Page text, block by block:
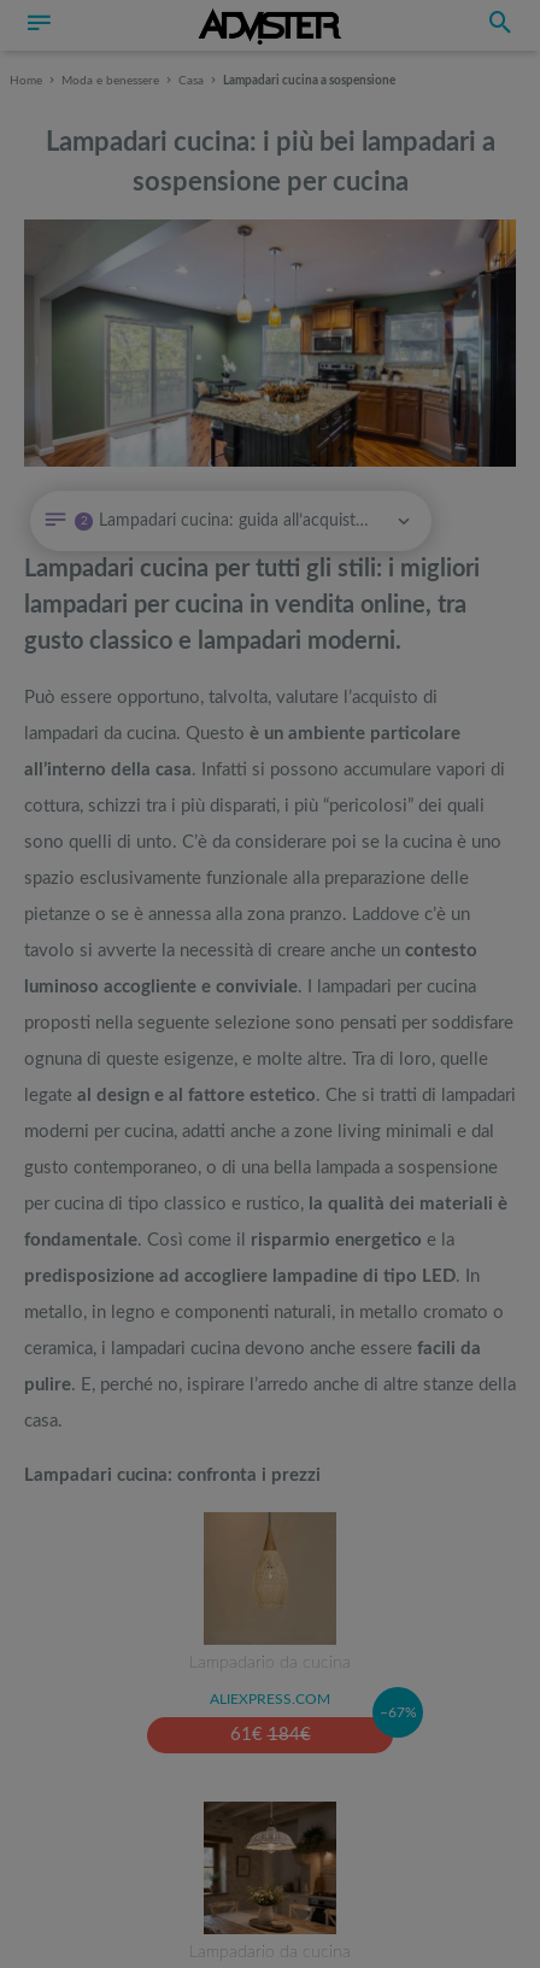
Home Moda e benessere Casa Lampadari cucina a sospensione
Lampadari cucina: i più bei lampadari a
sospensione per cucina
Fontana decorativa giardino: le migliori idee da esterno economiche
confortevoli villette
Le panchine da giardino più belle per goderti il verde di casa
Attrezzi sportivi a metà prezzo Black Friday: Tapis roulant, cyclette,
Offerte robot aspirapolvere da non perdere nella Black Friday Week
2 Lampadari cucina: guida all’acquisto di una lampada a sospensione per cucina
Lampadari cucina per tutti gli stili: i migliori
lampadari per cucina in vendita online, tra
gusto classico e lampadari moderni.
Può essere opportuno, talvolta, valutare l’acquisto di
lampadari da cucina. Questo è un ambiente particolare
all’interno della casa. Infatti si possono accumulare vapori di
cottura, schizzi tra i più disparati, i più “pericolosi” dei quali
sono quelli di unto. C’è da considerare poi se la cucina è uno
spazio esclusivamente funzionale alla preparazione delle
pietanze o se è annessa alla zona pranzo. Laddove c’è un
tavolo si avverte la necessità di creare anche un contesto
luminoso accogliente e conviviale. I lampadari per cucina
proposti nella seguente selezione sono pensati per soddisfare
ognuna di queste esigenze, e molte altre. Tra di loro, quelle
legate al design e al fattore estetico. Che si tratti di lampadari
moderni per cucina, adatti anche a zone living minimali e dal
gusto contemporaneo, o di una bella lampada a sospensione
per cucina di tipo classico e rustico, la qualità dei materiali è
fondamentale. Così come il risparmio energetico e la
predisposizione ad accogliere lampadine di tipo LED. In
metallo, in legno e componenti naturali, in metallo cromato o
ceramica, i lampadari cucina devono anche essere facili da
pulire. E, perché no, ispirare l’arredo anche di altre stanze della
casa.
Lampadari cucina: confronta i prezzi
Lampadario da cucina
ALIEXPRESS.COM
61€ 184€
–67%
Lampadario da cucina